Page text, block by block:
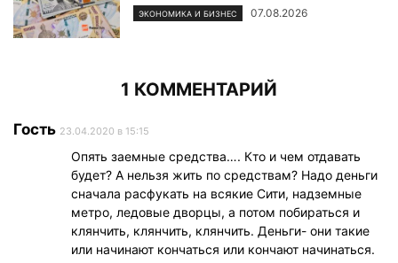
ЭКОНОМИКА И БИЗНЕС 07.08.2026
1 КОММЕНТАРИЙ
Гость 23.04.2020 в 15:15
Опять заемные средства…. Кто и чем отдавать
будет? А нельзя жить по средствам? Надо деньги
сначала расфукать на всякие Сити, надземные
метро, ледовые дворцы, а потом побираться и
клянчить, клянчить, клянчить. Деньги- они такие
или начинают кончаться или кончают начинаться.